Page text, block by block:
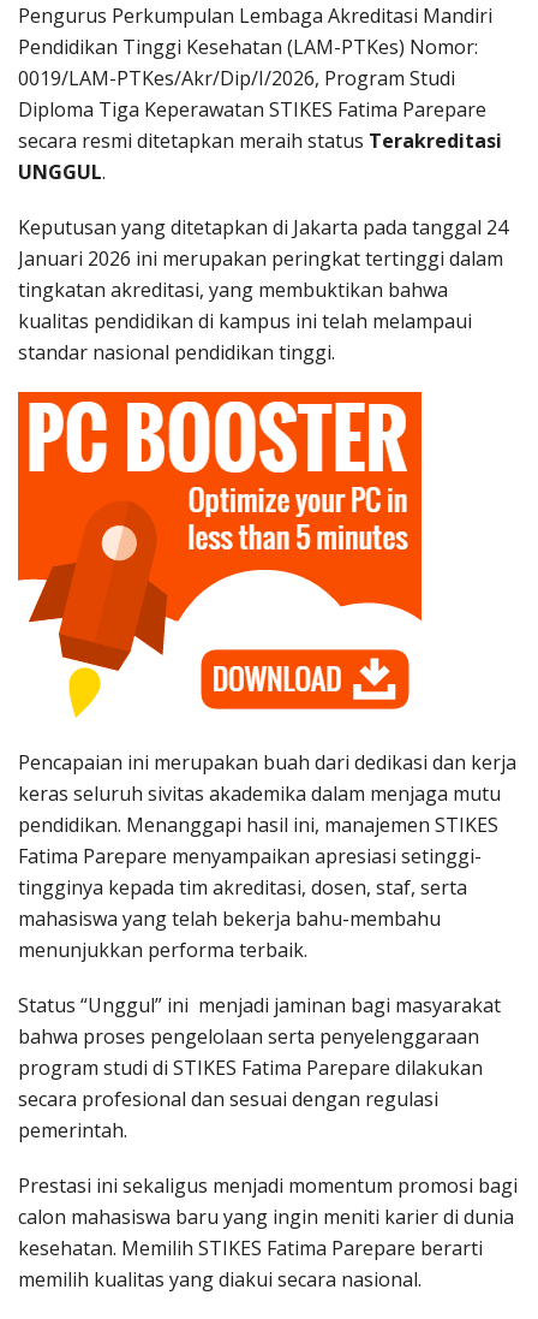
Pengurus Perkumpulan Lembaga Akreditasi Mandiri
Pendidikan Tinggi Kesehatan (LAM-PTKes) Nomor:
0019/LAM-PTKes/Akr/Dip/I/2026, Program Studi
Diploma Tiga Keperawatan STIKES Fatima Parepare
secara resmi ditetapkan meraih status Terakreditasi
UNGGUL.
Keputusan yang ditetapkan di Jakarta pada tanggal 24
Januari 2026 ini merupakan peringkat tertinggi dalam
tingkatan akreditasi, yang membuktikan bahwa
kualitas pendidikan di kampus ini telah melampaui
standar nasional pendidikan tinggi.
Pencapaian ini merupakan buah dari dedikasi dan kerja
keras seluruh sivitas akademika dalam menjaga mutu
pendidikan. Menanggapi hasil ini, manajemen STIKES
Fatima Parepare menyampaikan apresiasi setinggi-
tingginya kepada tim akreditasi, dosen, staf, serta
mahasiswa yang telah bekerja bahu-membahu
menunjukkan performa terbaik.
Status “Unggul” ini menjadi jaminan bagi masyarakat
bahwa proses pengelolaan serta penyelenggaraan
program studi di STIKES Fatima Parepare dilakukan
secara profesional dan sesuai dengan regulasi
pemerintah.
Prestasi ini sekaligus menjadi momentum promosi bagi
calon mahasiswa baru yang ingin meniti karier di dunia
kesehatan. Memilih STIKES Fatima Parepare berarti
memilih kualitas yang diakui secara nasional.